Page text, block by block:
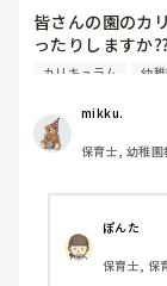
従業員数がこ
合う合わない
とも必要だと
何が合わなか
次に同じこと
です😊
皆さんの園のカ
ったりしますか⁇
のみ）・乾布摩
から行っていま
♪
カリキュラム 幼
mikku.
保育士, 幼稚
ぽんた
保育士, 保